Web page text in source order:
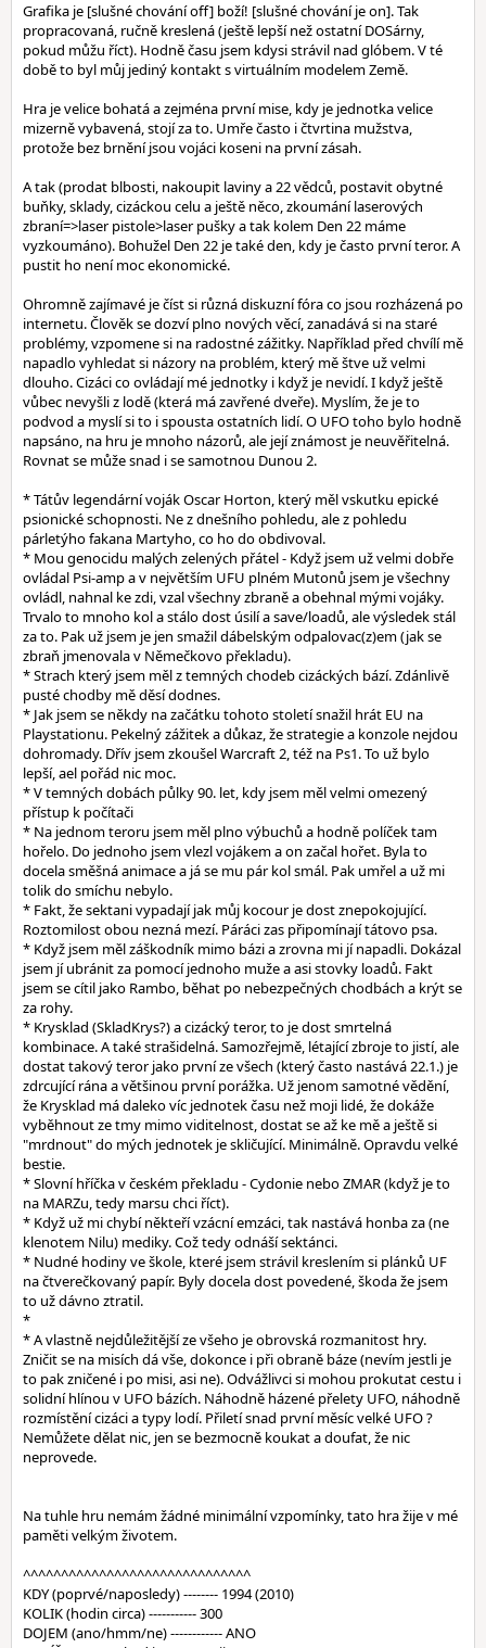
Grafika je [slušné chování off] boží! [slušné chování je on]. Tak
propracovaná, ručně kreslená (ještě lepší než ostatní DOSárny,
pokud můžu říct). Hodně času jsem kdysi strávil nad glóbem. V té
době to byl můj jediný kontakt s virtuálním modelem Země.
Hra je velice bohatá a zejména první mise, kdy je jednotka velice
mizerně vybavená, stojí za to. Umře často i čtvrtina mužstva,
protože bez brnění jsou vojáci koseni na první zásah.
A tak (prodat blbosti, nakoupit laviny a 22 vědců, postavit obytné
buňky, sklady, cizáckou celu a ještě něco, zkoumání laserových
zbraní=>laser pistole>laser pušky a tak kolem Den 22 máme
vyzkoumáno). Bohužel Den 22 je také den, kdy je často první teror. A
pustit ho není moc ekonomické.
Ohromně zajímavé je číst si různá diskuzní fóra co jsou rozházená po
internetu. Člověk se dozví plno nových věcí, zanadává si na staré
problémy, vzpomene si na radostné zážitky. Například před chvílí mě
napadlo vyhledat si názory na problém, který mě štve už velmi
dlouho. Cizáci co ovládají mé jednotky i když je nevidí. I když ještě
vůbec nevyšli z lodě (která má zavřené dveře). Myslím, že je to
podvod a myslí si to i spousta ostatních lidí. O UFO toho bylo hodně
napsáno, na hru je mnoho názorů, ale její známost je neuvěřitelná.
Rovnat se může snad i se samotnou Dunou 2.
* Tátův legendární voják Oscar Horton, který měl vskutku epické
psionické schopnosti. Ne z dnešního pohledu, ale z pohledu
párletýho fakana Martyho, co ho do obdivoval.
* Mou genocidu malých zelených přátel - Když jsem už velmi dobře
ovládal Psi-amp a v největším UFU plném Mutonů jsem je všechny
ovládl, nahnal ke zdi, vzal všechny zbraně a obehnal mými vojáky.
Trvalo to mnoho kol a stálo dost úsilí a save/loadů, ale výsledek stál
za to. Pak už jsem je jen smažil dábelským odpalovac(z)em (jak se
zbraň jmenovala v Němečkovo překladu).
* Strach který jsem měl z temných chodeb cizáckých bází. Zdánlivě
pusté chodby mě děsí dodnes.
* Jak jsem se někdy na začátku tohoto století snažil hrát EU na
Playstationu. Pekelný zážitek a důkaz, že strategie a konzole nejdou
dohromady. Dřív jsem zkoušel Warcraft 2, též na Ps1. To už bylo
lepší, ael pořád nic moc.
* V temných dobách půlky 90. let, kdy jsem měl velmi omezený
přístup k počítači
* Na jednom teroru jsem měl plno výbuchů a hodně políček tam
hořelo. Do jednoho jsem vlezl vojákem a on začal hořet. Byla to
docela směšná animace a já se mu pár kol smál. Pak umřel a už mi
tolik do smíchu nebylo.
* Fakt, že sektani vypadají jak můj kocour je dost znepokojující.
Roztomilost obou nezná mezí. Páráci zas připomínají tátovo psa.
* Když jsem měl záškodník mimo bázi a zrovna mi jí napadli. Dokázal
jsem jí ubránit za pomocí jednoho muže a asi stovky loadů. Fakt
jsem se cítil jako Rambo, běhat po nebezpečných chodbách a krýt se
za rohy.
* Krysklad (SkladKrys?) a cizácký teror, to je dost smrtelná
kombinace. A také strašidelná. Samozřejmě, létající zbroje to jistí, ale
dostat takový teror jako první ze všech (který často nastává 22.1.) je
zdrcující rána a většinou první porážka. Už jenom samotné vědění,
že Krysklad má daleko víc jednotek času než moji lidé, že dokáže
vyběhnout ze tmy mimo viditelnost, dostat se až ke mě a ještě si
"mrdnout" do mých jednotek je skličující. Minimálně. Opravdu velké
bestie.
* Slovní hříčka v českém překladu - Cydonie nebo ZMAR (když je to
na MARZu, tedy marsu chci říct).
* Když už mi chybí někteří vzácní emzáci, tak nastává honba za (ne
klenotem Nilu) mediky. Což tedy odnáší sektánci.
* Nudné hodiny ve škole, které jsem strávil kreslením si plánků UF
na čtverečkovaný papír. Byly docela dost povedené, škoda že jsem
to už dávno ztratil.
*
* A vlastně nejdůležitější ze všeho je obrovská rozmanitost hry.
Zničit se na misích dá vše, dokonce i při obraně báze (nevím jestli je
to pak zničené i po misi, asi ne). Odvážlivci si mohou prokutat cestu i
solidní hlínou v UFO bázích. Náhodně házené přelety UFO, náhodně
rozmístění cizáci a typy lodí. Přiletí snad první měsíc velké UFO ?
Nemůžete dělat nic, jen se bezmocně koukat a doufat, že nic
neprovede.
Na tuhle hru nemám žádné minimální vzpomínky, tato hra žije v mé
paměti velkým životem.
^^^^^^^^^^^^^^^^^^^^^^^^^^^^^^
KDY (poprvé/naposledy) -------- 1994 (2010)
KOLIK (hodin circa) ----------- 300
DOJEM (ano/hmm/ne) ------------ ANO